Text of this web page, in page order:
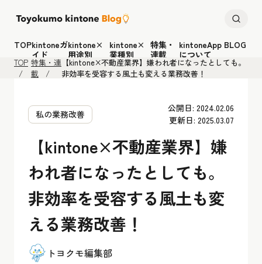
TOPkintoneガ
イド
kintone×
用途別
kintone×
業種別
特集・
連載
kintoneApp BLOG
について
TOP 特集・連
載
【kintone×不動産業界】嫌われ者になったとしても。
非効率を受容する風土も変える業務改善！
私の業務改善
公開日: 2024.02.06
更新日: 2025.03.07
【kintone×不動産業界】嫌
われ者になったとしても。
非効率を受容する風土も変
える業務改善！
トヨクモ編集部